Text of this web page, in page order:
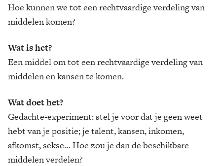
Hoe kunnen we tot een rechtvaardige verdeling van
middelen komen?
Wat is het?
Een middel om tot een rechtvaardige verdeling van
middelen en kansen te komen.
Wat doet het?
Gedachte-experiment: stel je voor dat je geen weet
hebt van je positie; je talent, kansen, inkomen,
afkomst, sekse… Hoe zou je dan de beschikbare
middelen verdelen?